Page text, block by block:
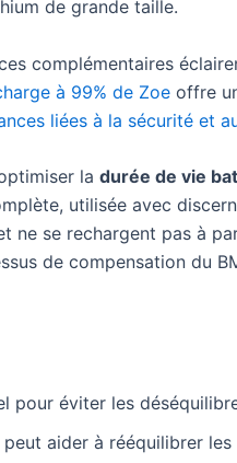
de grande taille.
complémentaires
à 99% de Zoe offre
liées à la sécurité et
la durée de vie
utilisée avec
ne se rechargent pas à
de compensation du
pour éviter les
aider à rééquilibrer